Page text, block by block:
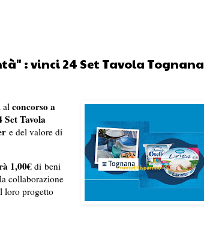
: vinci 24 Set Tavola Tognana
al concorso a
Set Tavola
e del valore di
1,00€ di beni
collaborazione
loro progetto